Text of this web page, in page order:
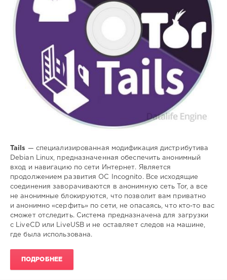
анонимная
навигация
сети,
Tails — специализированная модификация дистрибутива
Debian Linux, предназначенная обеспечить анонимный
вход и навигацию по сети Интернет. Является
продолжением развития ОС Incognito. Все исходящие
соединения заворачиваются в анонимную сеть Tor, а все
не анонимные блокируются, что позволит вам приватно
и анонимно «серфить» по сети, не опасаясь, что кто-то вас
сможет отследить. Система предназначена для загрузки
с LiveCD или LiveUSB и не оставляет следов на машине,
где была использована.
ПОДРОБНЕЕ